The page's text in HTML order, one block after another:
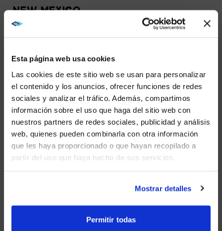
Esta página web usa cookies
Las cookies de este sitio web se usan para personalizar
el contenido y los anuncios, ofrecer funciones de redes
sociales y analizar el tráfico. Además, compartimos
información sobre el uso que haga del sitio web con
nuestros partners de redes sociales, publicidad y análisis
web, quienes pueden combinarla con otra información
que les haya proporcionado o que hayan recopilado a
partir del uso que haya hecho de sus servicios.
Mostrar detalles
Permitir todas
NEW MEXICO
1 Office
NEW YORK
1 Office
NORTH CAROLINA
3 Offices
OHIO
WE NOTICED YOU'RE IN USA.
instead?
YES, TAKE ME THERE
NO, STAY ON THIS SITE